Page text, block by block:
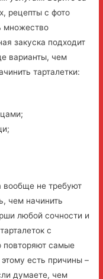
рецепты с фото
множество
закуска подходит
варианты, чем
тарталетки:
вообще не требуют
чем начинить
любой сочности и
с
повторяют самые
есть причины –
думаете, чем